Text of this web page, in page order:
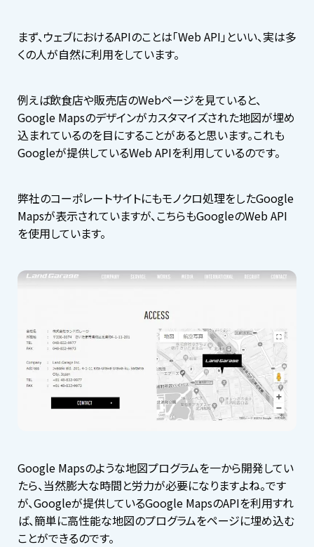
まず、ウェブにおけるAPIのことは「Web API」といい、実は多
くの人が自然に利用をしています。
例えば飲食店や販売店のWebページを見ていると、
Google Mapsのデザインがカスタマイズされた地図が埋め
込まれているのを目にすることがあると思います。これも
Googleが提供しているWeb APIを利用しているのです。
弊社のコーポレートサイトにもモノクロ処理をしたGoogle
Mapsが表示されていますが、こちらもGoogleのWeb API
を使用しています。
Google Mapsのような地図プログラムを一から開発してい
たら、当然膨大な時間と労力が必要になりますよね。です
が、Googleが提供しているGoogle MapsのAPIを利用すれ
ば、簡単に高性能な地図のプログラムをページに埋め込む
ことができるのです。